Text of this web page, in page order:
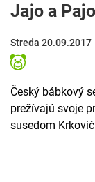
Jajo a Pajo
Streda 20.09.2017
Český bábkový
prežívajú svoje
susedom